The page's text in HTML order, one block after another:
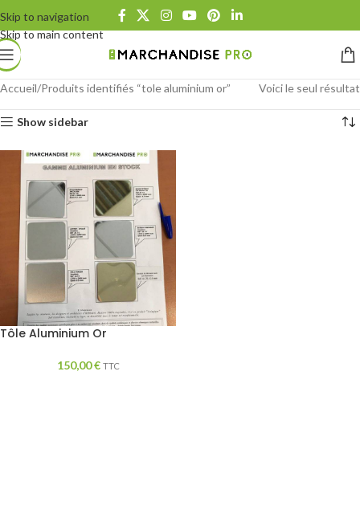
Skip to navigation
Skip to main content
Accueil Produits identifiés “tole aluminium or” Voici le seul résultat
Show sidebar
Tôle Aluminium Or
150,00€ TTC